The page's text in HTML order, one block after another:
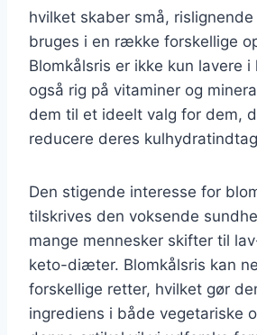
hvilket skaber små,
bruges i en række forskellige
Blomkålsris er ikke kun lavere i
også rig på vitaminer og
dem til et ideelt valg for dem,
reducere deres
Den stigende interesse for
tilskrives den voksende
mange mennesker skifter til
keto-diæter. Blomkålsris kan
forskellige retter, hvilket gør
ingrediens i både vegetariske